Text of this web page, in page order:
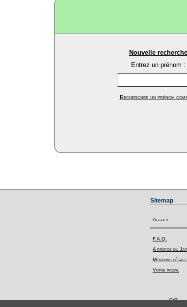
Nouvelle recherche
Entrez un prénom :
Rechercher un prénom
Sitemap
Accueil
F.A.Q.
A propos du
Mentions
Votre profil
Q/R